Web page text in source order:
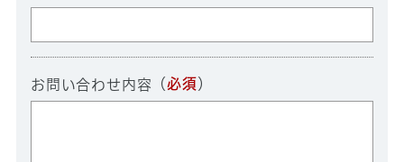
お問い合わせ内容 （必須 ）